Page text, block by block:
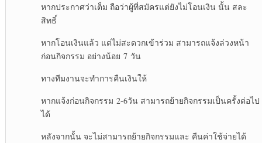
หากประกาศว่าเต็ม ถือว่าผู้ที่สมัครแต่ยังไม่โอนเงิน นั้น สละ
สิทธิ์
หากโอนเงินแล้ว แต่ไม่สะดวกเข้าร่วม สามารถแจ้งล่วงหน้า
ก่อนกิจกรรม อย่างน้อย 7 วัน
ทางทีมงานจะทำการคืนเงินให้
หากแจ้งก่อนกิจกรรม 2-6วัน สามารถย้ายกิจกรรมเป็นครั้งต่อไป
ได้
หลังจากนั้น จะไม่สามารถย้ายกิจกรรมและ คืนค่าใช้จ่ายได้